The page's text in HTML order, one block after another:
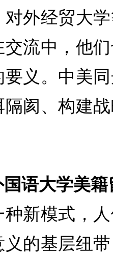
外经贸大
流中，他
义。中美
阂、构建
语大学美籍
新模式，
的基层纽